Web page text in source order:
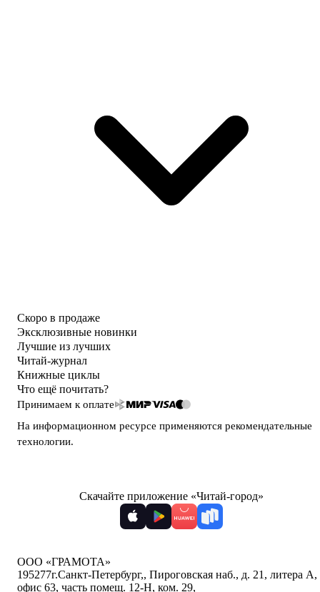
Скоро в продаже
Эксклюзивные новинки
Лучшие из лучших
Читай-журнал
Книжные циклы
Что ещё почитать?
Принимаем к оплате
На информационном ресурсе применяются рекомендательные
технологии.
Скачайте приложение «Читай-город»
ООО «ГРАМОТА»
195277г.Санкт-Петербург,, Пироговская наб., д. 21, литера А,
офис 63, часть помещ. 12-Н, ком. 29,